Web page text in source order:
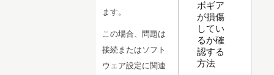
ます。
この場合、問題は
接続またはソフト
ウェア設定に関連
ボギア
が損傷
してい
るか確
認する
方法